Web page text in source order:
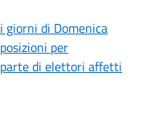
di Domenica
per
parte di elettori affetti